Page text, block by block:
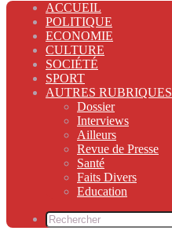
ACCUEIL
POLITIQUE
ECONOMIE
CULTURE
SOCIÉTÉ
SPORT
AUTRES RUBRIQUES
Dossier
Interviews
Ailleurs
Revue de Presse
Santé
Faits Divers
Education